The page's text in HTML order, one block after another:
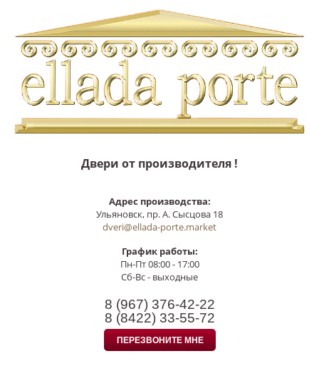
Двери от производителя !
Адрес производства:
Ульяновск, пр. А. Сысцова 18
dveri@ellada-porte.market
График работы:
Пн-Пт 08:00 - 17:00
Сб-Вс - выходные
8 (967) 376-42-22
8 (8422) 33-55-72
ПЕРЕЗВОНИТЕ МНЕ